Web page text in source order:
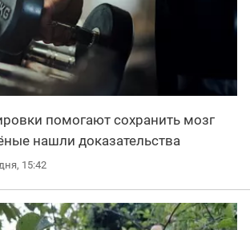
помогают сохранить мозг
нашли доказательства
15:42